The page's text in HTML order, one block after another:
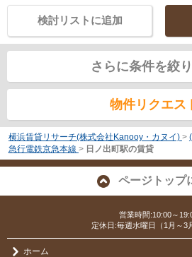
検討リストに追加
さらに条件を絞
物件リクエス
横浜賃貸リサーチ(株式会社Kanooy・カヌイ) >
急行電鉄京急本線 > 日ノ出町駅の賃貸
ページトップ
営業時間:10:00～
定休日:毎週水曜日（1月～3
ホーム